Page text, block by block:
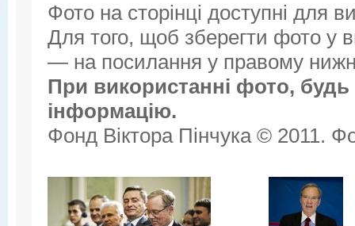
Фото на сторінці доступні для
Для того, щоб зберегти фото у
— на посилання у правому
При використанні фото, будь
інформацію.
Фонд Віктора Пінчука © 2011.